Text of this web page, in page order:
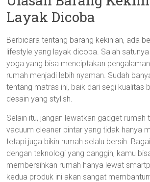
Layak Dicoba
Berbicara tentang barang kekinian, ada
lifestyle yang layak dicoba. Salah
yoga yang bisa menciptakan
rumah menjadi lebih nyaman. Sudah
tentang matras ini, baik dari segi kualitas
desain yang stylish.
Selain itu, jangan lewatkan gadget rumah
vacuum cleaner pintar yang tidak hanya
tetapi juga bikin rumah selalu bersih.
dengan teknologi yang canggih, kamu
membersihkan rumah hanya lewat
kedua produk ini akan sangat